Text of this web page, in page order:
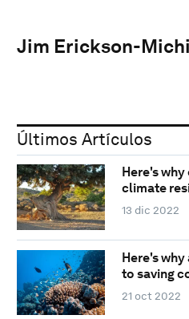
Jim Erickson-
Últimos Artículos
Here's
climate
13 dic 2022
Here's
to saving
21 oct 2022